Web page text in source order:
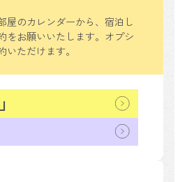
のカレンダーから、 宿泊し
お願いいたします。 オプシ
いただけます。